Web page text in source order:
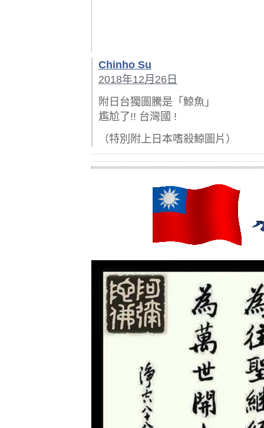
Chinho Su
2018年12月26日
附日台獨圖騰是「鯨魚」
尷尬了!! 台灣國 !
（特別附上日本嗜殺鯨圖片）